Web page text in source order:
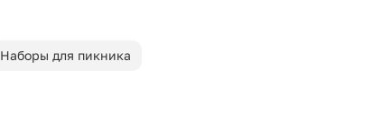
Наборы для пикника